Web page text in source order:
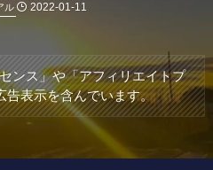
ル
2022-01-11
ンス」や「アフィリエイトプ
告表示を含んでいます。